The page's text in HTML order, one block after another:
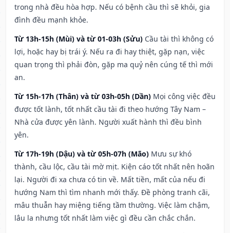
trong nhà đều hòa hợp. Nếu có bệnh cầu thì sẽ khỏi, gia
đình đều mạnh khỏe.
Từ 13h-15h (Mùi) và từ 01-03h (Sửu) Cầu tài thì không có
lợi, hoặc hay bị trái ý. Nếu ra đi hay thiệt, gặp nạn, việc
quan trọng thì phải đòn, gặp ma quỷ nên cúng tế thì mới
an.
Từ 15h-17h (Thân) và từ 03h-05h (Dần) Mọi công việc đều
được tốt lành, tốt nhất cầu tài đi theo hướng Tây Nam –
Nhà cửa được yên lành. Người xuất hành thì đều bình
yên.
Từ 17h-19h (Dậu) và từ 05h-07h (Mão) Mưu sự khó
thành, cầu lộc, cầu tài mờ mịt. Kiện cáo tốt nhất nên hoãn
lại. Người đi xa chưa có tin về. Mất tiền, mất của nếu đi
hướng Nam thì tìm nhanh mới thấy. Đề phòng tranh cãi,
mâu thuẫn hay miệng tiếng tầm thường. Việc làm chậm,
lâu la nhưng tốt nhất làm việc gì đều cần chắc chắn.